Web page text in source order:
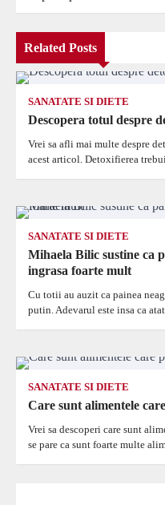
articole
Related Posts
SANATATE SI DIETE
Descopera totul despre
Vrei sa afli mai multe despre
acest articol. Detoxifierea
SANATATE SI DIETE
Mihaela Bilic sustine ca
ingrasa foarte mult
Cu totii au auzit ca painea
putin. Adevarul este insa ca
SANATATE SI DIETE
Care sunt alimentele
Vrei sa descoperi care sunt
se pare ca sunt foarte multe